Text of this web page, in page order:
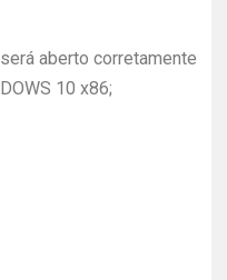
aberto corretamente
10 x86;